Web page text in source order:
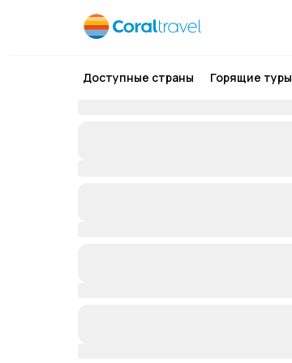
Доступные страны Горящие туры